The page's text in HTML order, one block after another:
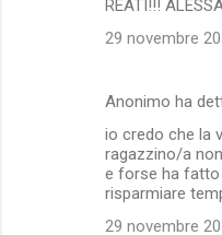
REATI!!!
29 novembre
Anonimo ha
io credo che la
ragazzino/a
e forse ha fatto
risparmiare
29 novembre